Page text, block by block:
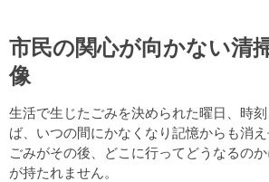
市民の関心が向かない清
像
生活で生じたごみを決められた曜日、時
ば、いつの間にかなくなり記憶からも消え
ごみがその後、どこに行ってどうなるの
が持たれません。